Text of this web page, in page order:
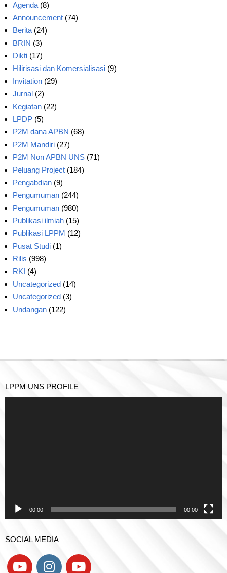
Agenda (8)
Announcement (74)
Berita (24)
BRIN (3)
Dikti (17)
Hilirisasi dan Komersialisasi (9)
Invitation (29)
Jurnal (2)
Kegiatan (22)
LPDP (5)
P2M dana APBN (68)
P2M Mandiri (27)
P2M Non APBN UNS (71)
Peluang Project (184)
Pengabdian (9)
Pengumuman (244)
Pengumuman (980)
Publikasi ilmiah (15)
Publikasi LPPM (12)
Pusat Studi (1)
Rilis (998)
RKI (4)
Uncategorized (14)
Uncategorized (3)
Undangan (122)
LPPM UNS PROFILE
00:00 00:00
SOCIAL MEDIA